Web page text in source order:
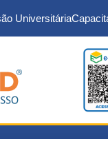
Universitária